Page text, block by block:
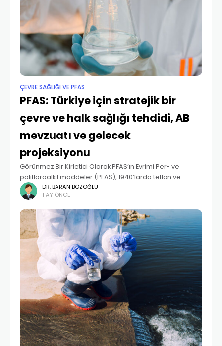
ÇEVRE SAĞLIĞI VE PFAS
PFAS: Türkiye için stratejik bir
çevre ve halk sağlığı tehdidi, AB
mevzuatı ve gelecek
projeksiyonu
Görünmez Bir Kirletici Olarak PFAS’ın Evrimi Per- ve
polifloroalkil maddeler (PFAS), 1940’larda teflon ve
benzeri kaplamaların keşfiyle endüstriyel devrimini
yaşamıştır. Yaklaşık 10.000’den fazla sentetik bileşiği
içeren bu aile, moleküler yapısındaki
DR. BARAN BOZOĞLU
1 AY ÖNCE